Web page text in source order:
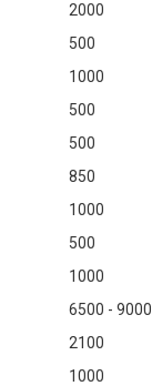
2000
500
1000
500
500
850
1000
500
1000
6500 - 9000
2100
1000